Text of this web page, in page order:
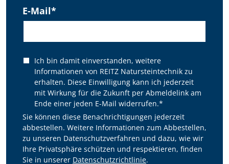
E-Mail*
Ich bin damit einverstanden, weitere
Informationen von REITZ Natursteintechnik zu
erhalten. Diese Einwilligung kann ich jederzeit
mit Wirkung für die Zukunft per Abmeldelink am
Ende einer jeden E-Mail widerrufen.*
Sie können diese Benachrichtigungen jederzeit
abbestellen. Weitere Informationen zum Abbestellen,
zu unseren Datenschutzverfahren und dazu, wie wir
Ihre Privatsphäre schützen und respektieren, finden
Sie in unserer Datenschutzrichtlinie.